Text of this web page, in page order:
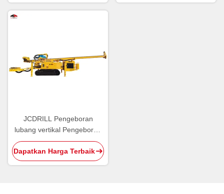
JCDRILL Pengeboran
lubang vertikal Pengeboran
tanah Teknik kuku Anchor
Pengeboran rig
Dapatkan Harga Terbaik